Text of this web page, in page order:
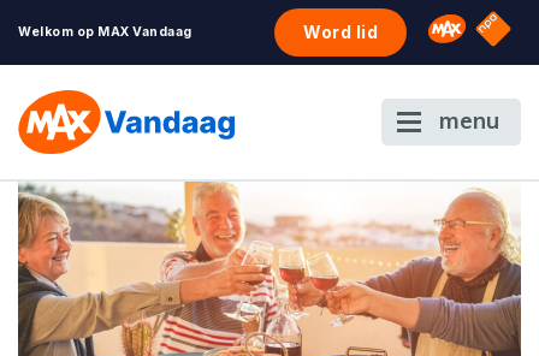
Welkom op MAX Vandaag Word lid Omroep
NPO
menu